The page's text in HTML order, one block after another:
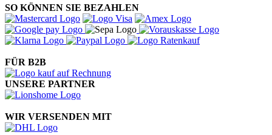
SO KÖNNEN SIE BEZAHLEN
FÜR B2B
UNSERE PARTNER
WIR VERSENDEN MIT